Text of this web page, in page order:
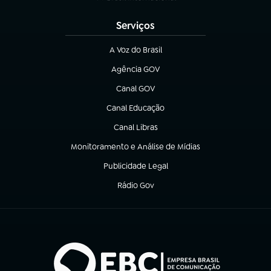
Serviços
A Voz do Brasil
(abre em nova aba)
Agência GOV
(abre em nova aba)
Canal GOV
(abre em nova aba)
Canal Educação
(abre em nova aba)
Canal Libras
(abre em nova aba)
Monitoramento e Análise de Mídias
(abre em nova aba)
Publicidade Legal
(abre em nova aba)
Rádio Gov
(abre em nova aba)